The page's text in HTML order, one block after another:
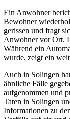
Ein Anwohner
Bewohner
gerissen und fragt
Anwohner vor Ort.
Während ein
wurde, zeigt ein
Auch in Solingen
ähnliche Fälle
aufgenommen und
Taten in Solingen
Informationen zu